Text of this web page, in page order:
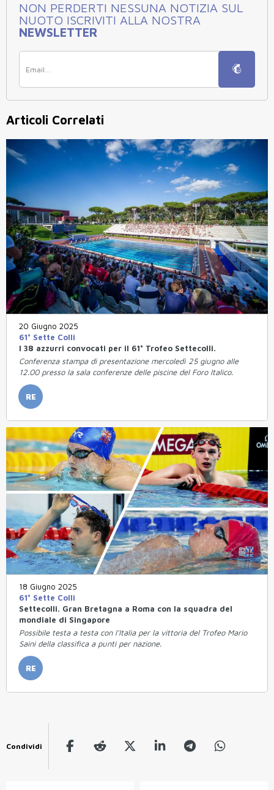
NON PERDERTI NESSUNA NOTIZIA SUL
NUOTO ISCRIVITI ALLA NOSTRA
NEWSLETTER
Articoli Correlati
20 Giugno 2025
61° Sette Colli
I 38 azzurri convocati per il 61° Trofeo Settecolli.
Conferenza stampa di presentazione mercoledì 25 giugno alle
12.00 presso la sala conferenze delle piscine del Foro Italico.
RE
18 Giugno 2025
61° Sette Colli
Settecolli. Gran Bretagna a Roma con la squadra del
mondiale di Singapore
Possibile testa a testa con l'Italia per la vittoria del Trofeo Mario
Saini della classifica a punti per nazione.
RE
Condividi